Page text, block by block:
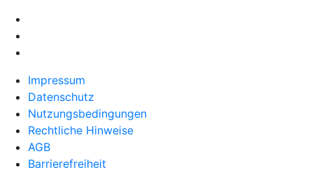
Impressum
Datenschutz
Nutzungsbedingungen
Rechtliche Hinweise
AGB
Barrierefreiheit